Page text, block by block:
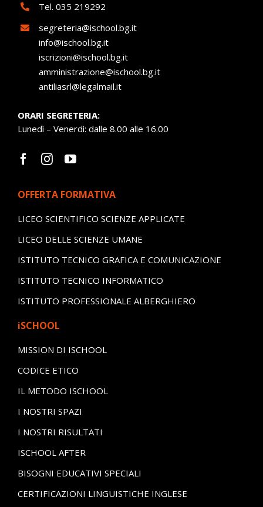
Tel. 035 219292
segreteria@ischool.bg.it
info@ischool.bg.it
iscrizioni@ischool.bg.it
amministrazione@ischool.bg.it
antiliasrl@legalmail.it
ORARI SEGRETERIA:
Lunedì – Venerdì: dalle 8.00 alle 16.00
OFFERTA FORMATIVA
LICEO SCIENTIFICO SCIENZE APPLICATE
LICEO DELLE SCIENZE UMANE
ISTITUTO TECNICO GRAFICA E COMUNICAZIONE
ISTITUTO TECNICO INFORMATICO
ISTITUTO PROFESSIONALE ALBERGHIERO
iSCHOOL
MISSION DI ISCHOOL
CODICE ETICO
IL METODO ISCHOOL
I NOSTRI SPAZI
I NOSTRI RISULTATI
ISCHOOL AFTER
BISOGNI EDUCATIVI SPECIALI
CERTIFICAZIONI LINGUISTICHE INGLESE